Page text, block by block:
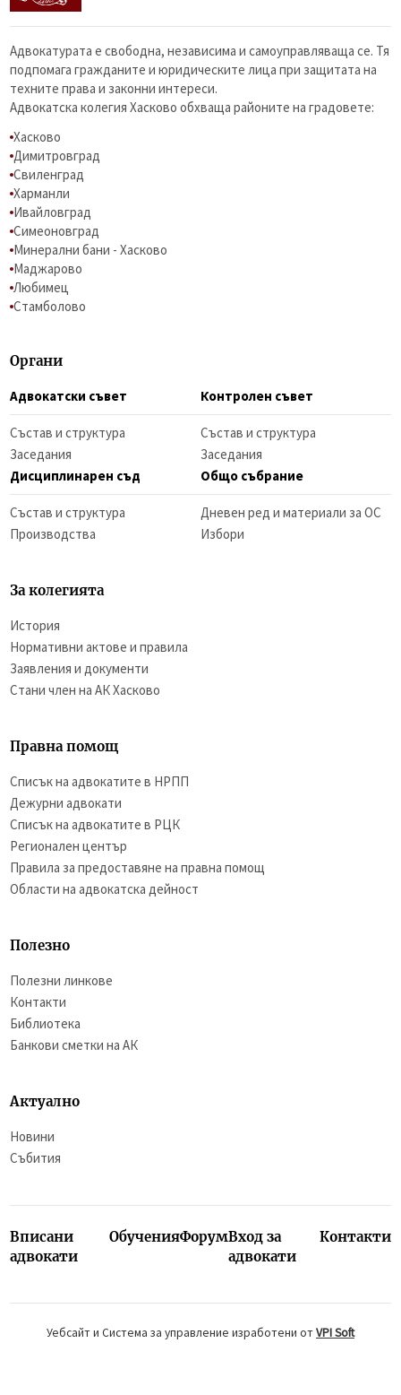
Адвокатурата е свободна, независима и самоуправляваща се. Тя
подпомага гражданите и юридическите лица при защитата на
техните права и законни интереси.
Адвокатска колегия Хасково обхваща районите на градовете:
Хасково
Димитровград
Свиленград
Харманли
Ивайловград
Симеоновград
Минерални бани - Хасково
Маджарово
Любимец
Стамболово
Органи
Адвокатски съвет
Състав и структура
Заседания
Контролен съвет
Състав и структура
Заседания
Дисциплинарен съд
Състав и структура
Производства
Общо събрание
Дневен ред и материали за ОС
Избори
За колегията
История
Нормативни актове и правила
Заявления и документи
Стани член на АК Хасково
Правна помощ
Списък на адвокатите в НРПП
Дежурни адвокати
Списък на адвокатите в РЦК
Регионален център
Правила за предоставяне на правна помощ
Области на адвокатска дейност
Полезно
Полезни линкове
Контакти
Библиотека
Банкови сметки на АК
Актуално
Новини
Събития
Вписани
адвокати
ОбученияФорумВход за
адвокати
Контакти
Уебсайт и Система за управление изработени отVPI Soft